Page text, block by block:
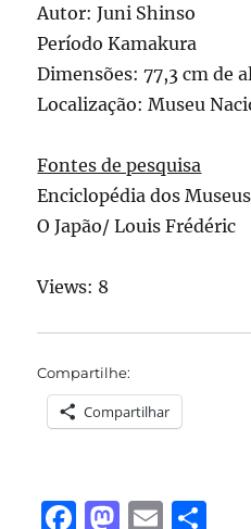
Autor: Juni Shinso
Período Kamakura
Dimensões: 77,3 cm de
Localização: Museu
Fontes de pesquisa
Enciclopédia dos
O Japão/ Louis Frédéric
Views: 8
Compartilhe:
Compartilhar
F M E